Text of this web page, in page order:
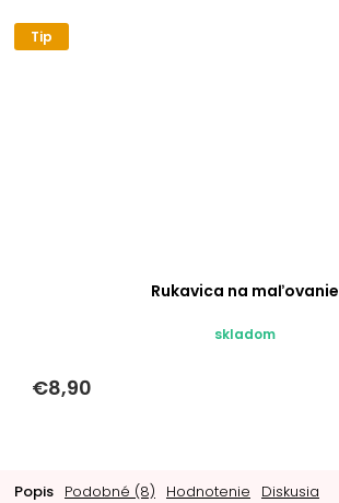
Tip
Rukavica na maľovanie
skladom
€8,90
Popis Podobné (8) Hodnotenie Diskusia